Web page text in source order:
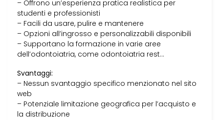
– Offrono un’esperienza pratica realistica per
studenti e professionisti
– Facili da usare, pulire e mantenere
– Opzioni all’ingrosso e personalizzabili disponibili
– Supportano la formazione in varie aree
dell’odontoiatria, come odontoiatria rest…
Svantaggi:
– Nessun svantaggio specifico menzionato nel sito
web
– Potenziale limitazione geografica per l’acquisto e
la distribuzione